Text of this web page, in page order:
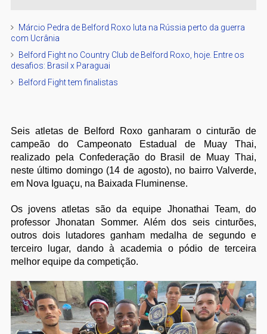
Márcio Pedra de Belford Roxo luta na Rússia perto da guerra
com Ucrânia
Belford Fight no Country Club de Belford Roxo, hoje. Entre os
desafios: Brasil x Paraguai
Belford Fight tem finalistas
Seis atletas de Belford Roxo ganharam o cinturão de
campeão do Campeonato Estadual de Muay Thai,
realizado pela Confederação do Brasil de Muay Thai,
neste último domingo (14 de agosto), no bairro Valverde,
em Nova Iguaçu, na Baixada Fluminense.
Os jovens atletas são da equipe Jhonathai Team, do
professor Jhonatan Sommer. Além dos seis cinturões,
outros dois lutadores ganham medalha de segundo e
terceiro lugar, dando à academia o pódio de terceira
melhor equipe da competição.